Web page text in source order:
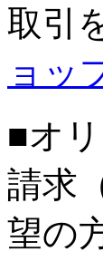
取引
ョッ
■オ
請求
望の